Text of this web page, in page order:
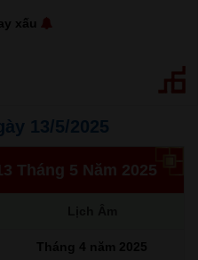
xấu
13/5/2025
Tháng 5 Năm 2025
Tháng 4 năm 2025